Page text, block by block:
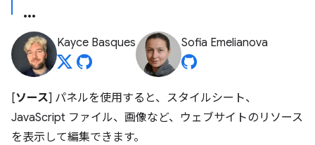
Kayce Basques Sofia Emelianova
[ソース] パネルを使用すると、スタイルシート、
JavaScript ファイル、画像など、ウェブサイトのリソース
を表示して編集できます。